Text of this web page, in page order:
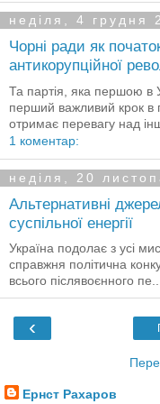
неділя, 4 грудня
Чорні ради як
антикорупційної
Та партія, яка першою в
перший важливий крок в
отримає перевагу над
1 коментар:
неділя, 20
Альтернативні
суспільної енергії
Україна подолає з усі
справжня політична
всього післявоєнного
‹
Ернст Рахаров